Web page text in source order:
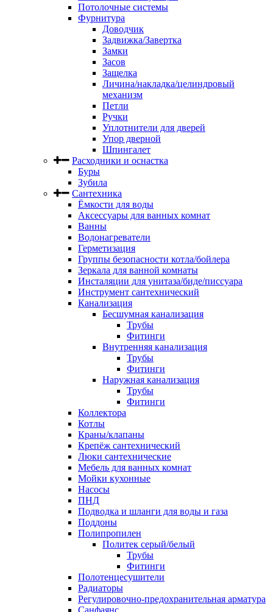
Потолочные системы
Фурнитура
Доводчик
Задвижка/Завертка
Замки
Засов
Защелка
Личина/накладка/целиндровый
механизм
Петли
Ручки
Уплотнители для дверей
Упор дверной
Шпингалет
Расходники и оснастка
Буры
Зубила
Сантехника
Ёмкости для воды
Аксессуары для ванных комнат
Ванны
Водонагреватели
Герметизация
Группы безопасности котла/бойлера
Зеркала для ванной комнаты
Инсталяции для унитаза/биде/писсуара
Инструмент сантехнический
Канализация
Бесшумная канализация
Трубы
Фитинги
Внутренняя канализация
Трубы
Фитинги
Наружная канализация
Трубы
Фитинги
Коллектора
Котлы
Краны/клапаны
Крепёж сантехнический
Люки сантехнические
Мебель для ванных комнат
Мойки кухонные
Насосы
ПНД
Подводка и шланги для воды и газа
Поддоны
Полипропилен
Политек серый/белый
Трубы
Фитинги
Полотенцесушители
Радиаторы
Регулировочно-предохранительная арматура
Санфаянс